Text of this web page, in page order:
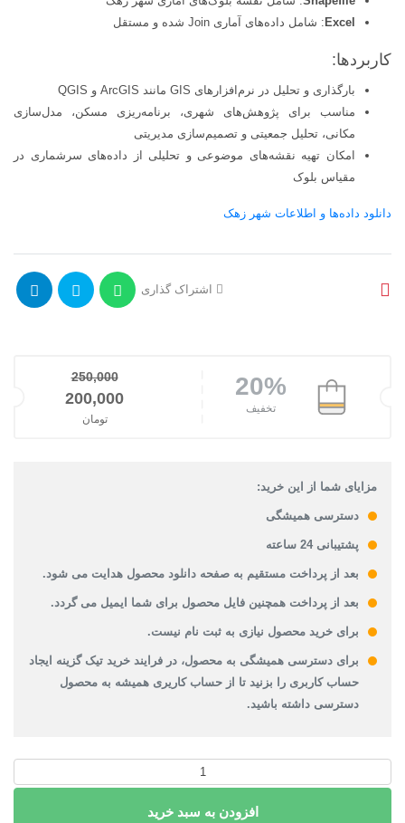
Excel : شامل داده‌های آماری Join شده و مستقل
کاربردها:
بارگذاری و تحلیل در نرم‌افزارهای GIS مانند ArcGIS و QGIS
مناسب برای پژوهش‌های شهری، برنامه‌ریزی مسکن، مدل‌سازی
مکانی، تحلیل جمعیتی و تصمیم‌سازی مدیریتی
امکان تهیه نقشه‌های موضوعی و تحلیلی از داده‌های سرشماری در
مقیاس بلوک
دانلود داده‌ها و اطلاعات شهر زهک
اشتراک گذاری
20%
تخفیف
250,000
قیمت اصلی: 250,000تومان بود.
200,000
تومان
مزایای شما از این خرید:
دسترسی همیشگی
پشتیبانی 24 ساعته
بعد از پرداخت مستقیم به صفحه دانلود محصول هدایت می شود.
بعد از پرداخت همچنین فایل محصول برای شما ایمیل می گردد.
برای خرید محصول نیازی به ثبت نام نیست.
برای دسترسی همیشگی به محصول، در فرایند خرید تیک گزینه ایجاد
حساب کاربری را بزنید تا از حساب کاریری همیشه به محصول
دسترسی داشته باشید.
شیپ
افزودن به سبد خرید